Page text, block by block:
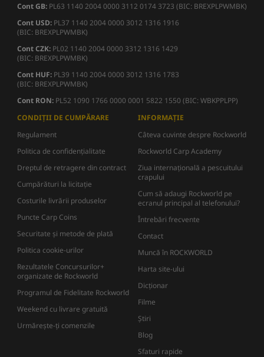
Cont GB: PL63 1140 2004 0000 3112 0174 3723 (BIC: BREXPLPWMBK)
Cont USD: PL37 1140 2004 0000 3012 1316 1916
(BIC: BREXPLPWMBK)
Cont CZK: PL02 1140 2004 0000 3312 1316 1429
(BIC: BREXPLPWMBK)
Cont HUF: PL39 1140 2004 0000 3012 1316 1783
(BIC: BREXPLPWMBK)
Cont RON: PL52 1090 1766 0000 0001 5822 1550 (BIC: WBKPPLPP)
CONDIȚII DE CUMPĂRARE
Regulament
Politica de confidențialitate
Dreptul de retragere din contract
Cumpărături la licitație
Costurile livrării produselor
Puncte Carp Coins
Securitate și metode de plată
Politica cookie-urilor
Rezultatele Concursurilor+
organizate de Rockworld
Programul de Fidelitate Rockworld
Weekend cu livrare gratuită
Urmărește-ți comenzile
INFORMAȚIE
Câteva cuvinte despre Rockworld
Rockworld Carp Academy
Ziua internațională a pescuitului
crapului
Cum să adaugi Rockworld pe
ecranul principal al telefonului?
Întrebări frecvente
Contact
Muncă în ROCKWORLD
Harta site-ului
Dicţionar
Filme
Știri
Blog
Sfaturi rapide